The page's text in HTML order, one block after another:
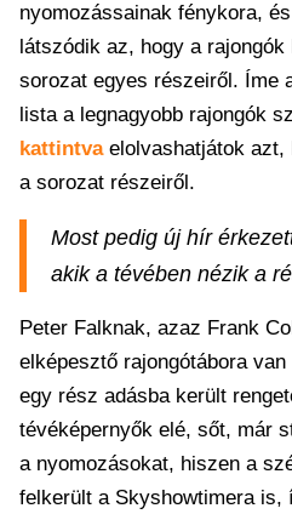
nyomozássainak fénykora,
látszódik az, hogy a
sorozat egyes részeiről. Íme
lista a legnagyobb rajongók
kattintvaelolvashatjátok azt,
a sorozat részeiről.
Most pedig új hír
akik a tévében nézik a
Peter Falknak, azaz Frank
elképesztő rajongótábora
egy rész adásba került
tévéképernyők elé, sőt, már
a nyomozásokat, hiszen a
felkerült a Skyshowtimera